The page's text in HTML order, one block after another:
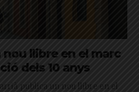
llibre en el marc
dels 10 anys
publica un nou llibre en el